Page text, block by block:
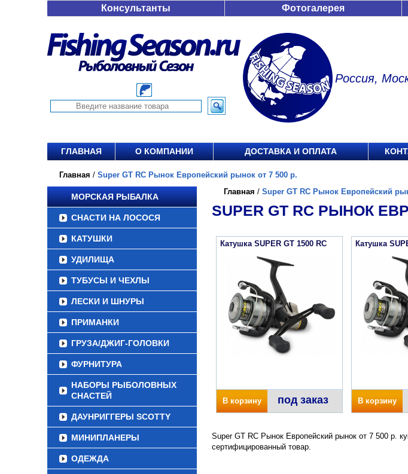
Консультанты Фотогалерея
Россия,
ГЛАВНАЯ О КОМПАНИИ ДОСТАВКА И ОПЛАТА
Главная / Super GT RC Рынок Европейский рынок от 7 500 р.
МОРСКАЯ РЫБАЛКА
СНАСТИ НА ЛОСОСЯ
КАТУШКИ
УДИЛИЩА
ТУБУСЫ И ЧЕХЛЫ
ЛЕСКИ И ШНУРЫ
ПРИМАНКИ
ГРУЗА/ДЖИГ-ГОЛОВКИ
ФУРНИТУРА
НАБОРЫ РЫБОЛОВНЫХ
СНАСТЕЙ
ДАУНРИГГЕРЫ SCOTTY
МИНИПЛАНЕРЫ
ОДЕЖДА
Главная / Super GT RC Рынок Европейский
SUPER GT RC РЫНОК
Катушка SUPER GT 1500 RC
В корзину под заказ
Катушка
В корзину
Super GT RC Рынок Европейский рынок от 7 500 р.
сертифицированный товар.